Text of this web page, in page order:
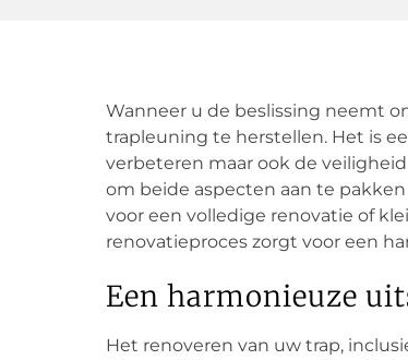
Wanneer u de beslissing neemt
trapleuning te herstellen. Het is
verbeteren maar ook de
om beide aspecten aan te
voor een volledige renovatie of
renovatieproces zorgt voor een
Een harmonieuze
Het renoveren van uw trap,